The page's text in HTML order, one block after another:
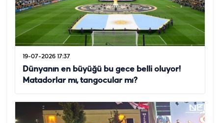
19-07-2026 17:37
Dünyanın en büyüğü bu gece belli oluyor!
Matadorlar mı, tangocular mı?